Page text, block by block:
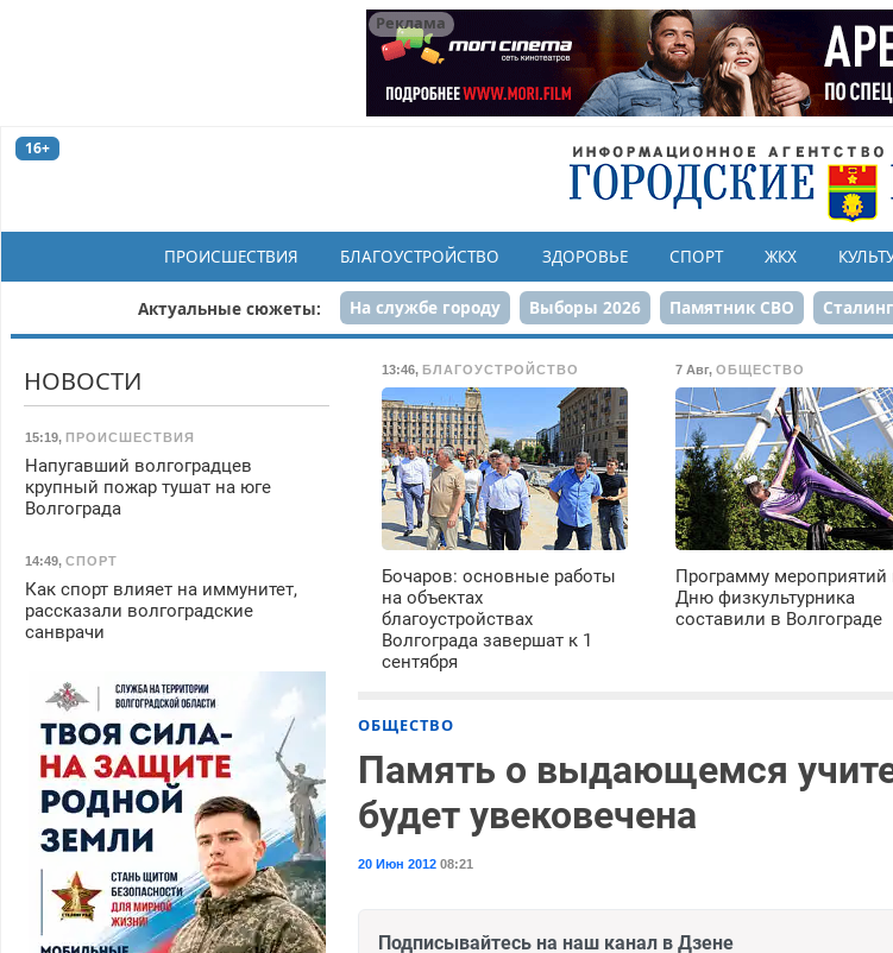
Реклама
16+
ПРОИСШЕСТВИЯ БЛАГОУСТРОЙСТВО ЗДОРОВЬЕ СПОРТ ЖКХ
Актуальные сюжеты: На службе городу Выборы 2026 Памятник СВО
Реконструкция ЦПКиО 80-летие Победы
13:46, БЛАГОУСТРОЙСТВО
Бочаров: основные работы
на объектах
благоустройствах
Волгограда завершат к 1
сентября
7 Авг,ОБЩЕСТВО
Программу мероприятий
Дню физкультурника
составили в Волгограде
ОБЩЕСТВО
Память о выдающемся
будет увековечена
20 Июн 2012 08:21
Подписывайтесь на наш канал в Дзене
НОВОСТИ
15:19, ПРОИСШЕСТВИЯ
Напугавший волгоградцев
крупный пожар тушат на юге
Волгограда
14:49, СПОРТ
Как спорт влияет на иммунитет,
рассказали волгоградские
санврачи